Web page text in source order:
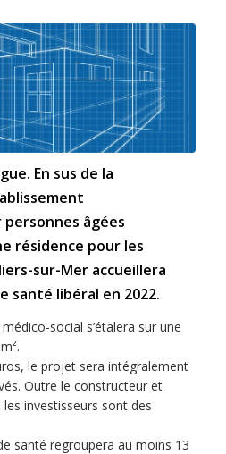
En sus de la
âgées
résidence pour les
sur-Mer accueillera
santé libéral en 2022.
social s’étalera sur une
le projet sera intégralement
Outre le constructeur et
les investisseurs sont des
santé regroupera au moins 13